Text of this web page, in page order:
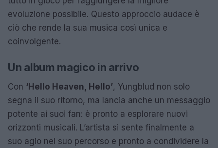
evoluzione possibile. Questo approccio audace è
ciò che rende la sua musica così unica e
coinvolgente.
Un album magico in arrivo
Con ‘Hello Heaven, Hello’, Yungblud non solo
segna il suo ritorno, ma lancia anche un messaggio
potente ai suoi fan: è pronto a esplorare nuovi
orizzonti musicali. L’artista si sente finalmente a
suo agio nel suo percorso e pronto a condividere la